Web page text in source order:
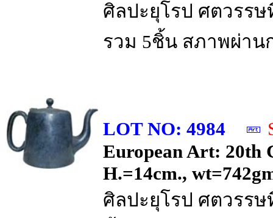
ศิลปะยุโรป ศตวรร
รวม 5ชิ้น สภาพผ่าน
LOT NO: 4984
European Art: 20th
H.=14cm.,
ศิลปะยุโรป ศตวรรษ